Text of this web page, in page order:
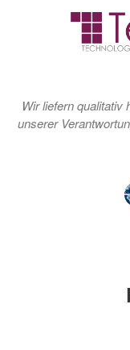
Wir liefern qualitativ
unserer